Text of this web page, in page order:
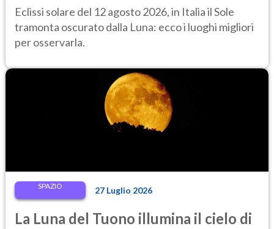
ammirarla al tramonto
Eclissi solare del 12 agosto 2026, in Italia il Sole
tramonta oscurato dalla Luna: ecco i luoghi migliori
per osservarla.
SPAZIO 27 Luglio 2026
La Luna del Tuono illumina il cielo di